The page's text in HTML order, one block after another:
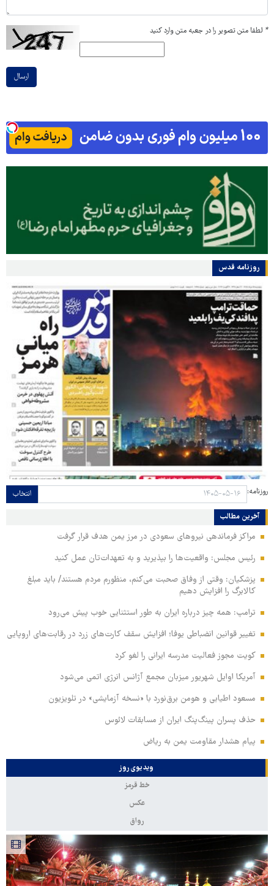
* لطفا متن تصویر را در جعبه متن وارد کنید
ارسال
روزنامه قدس
روزنامه: انتخاب
آخرین مطالب
مراکز فرماندهی نیروهای سعودی در مرز یمن هدف قرار گرفت
رئیس مجلس: واقعیت‌ها را بپذیرید و به تعهدات‌تان عمل کنید
پزشکیان: وقتی از وفاق صحبت می‌کنم، منظورم مردم هستند/ باید مبلغ
کالابرگ را افزایش دهیم
ترامپ: همه چیز درباره ایران به طور استثنایی خوب پیش می‌رود
تغییر قوانین انضباطی یوفا؛ افزایش سقف کارت‌های زرد در رقابت‌های اروپایی
کویت مجوز فعالیت مدرسه ایرانی را لغو کرد
آمریکا اوایل شهریور میزبان مجمع آژانس انرژی اتمی می‌شود
مسعود اطیابی و هومن برق‌نورد با «نسخه آزمایشی» در تلویزیون
حذف پسران پینگ‌پنگ ایران از مسابقات لائوس
پیام هشدار مقاومت یمن به ریاض
ویدیوی روز
خط قرمز
عکس
رواق